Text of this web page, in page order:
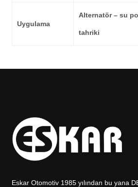
Uygulama
Alternatör – su
tahriki
Eskar Otomotiv 1985 yılından bu yana